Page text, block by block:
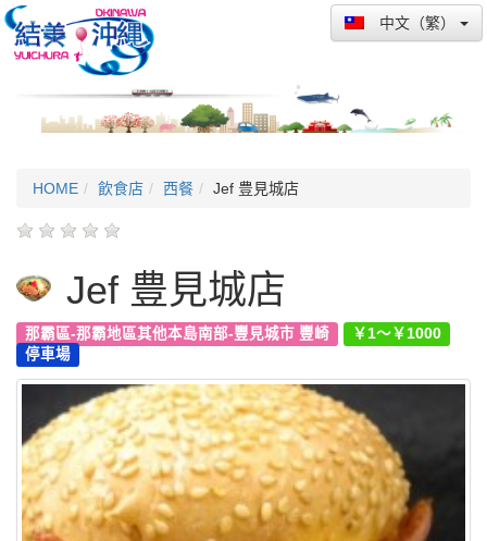
中文（繁）
HOME 飲食店 西餐 Jef 豊見城店
Jef 豊見城店
那霸區-那霸地區其他本島南部-豐見城市 豐崎
￥1～￥1000
停車場